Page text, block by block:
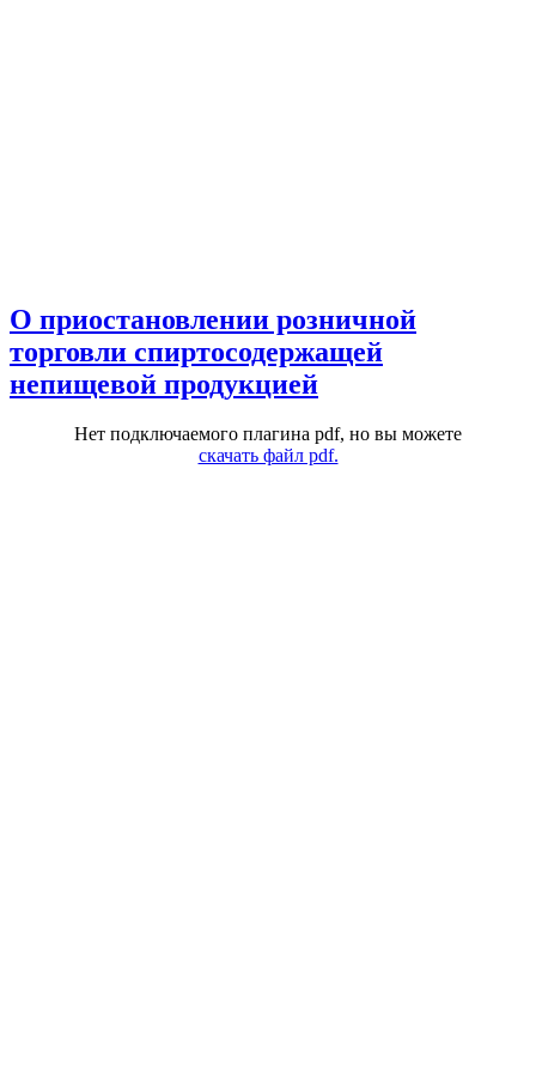
О приостановлении розничной
торговли спиртосодержащей
непищевой продукцией
Нет подключаемого плагина pdf, но вы можете
скачать файл pdf.